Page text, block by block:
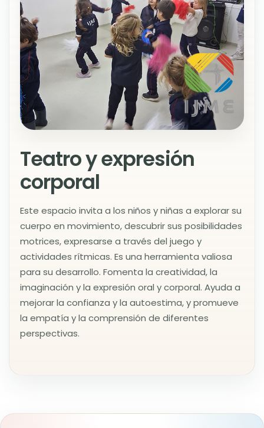
Teatro y expresión
corporal
Este espacio invita a los niños y niñas a explorar su
cuerpo en movimiento, descubrir sus posibilidades
motrices, expresarse a través del juego y
actividades rítmicas. Es una herramienta valiosa
para su desarrollo. Fomenta la creatividad, la
imaginación y la expresión oral y corporal. Ayuda a
mejorar la confianza y la autoestima, y promueve
la empatía y la comprensión de diferentes
perspectivas.